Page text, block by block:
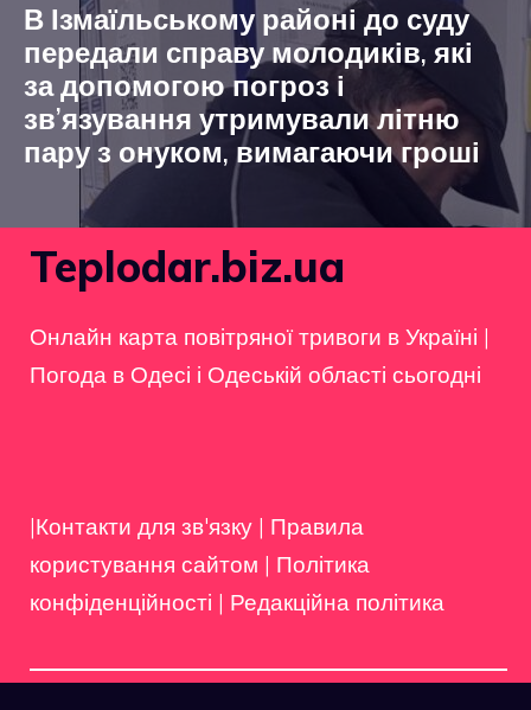
В Ізмаїльському районі до суду
передали справу молодиків, які
за допомогою погроз і
зв’язування утримували літню
пару з онуком, вимагаючи гроші
Teplodar.biz.ua
Онлайн карта повітряної тривоги в Україні |
Погода в Одесі і Одеській області сьогодні
|Контакти для зв'язку | Правила
користування сайтом | Політика
конфіденційності | Редакційна політика